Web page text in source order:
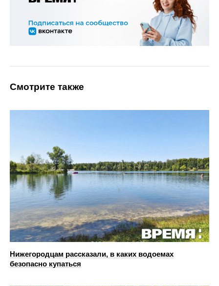
Смотрите также
Нижегородцам рассказали, в каких водоемах
безопасно купаться